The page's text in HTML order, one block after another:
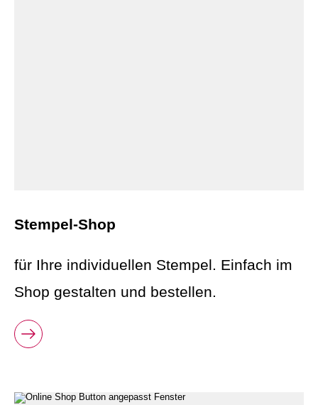
Stempel-Shop
für Ihre individuellen Stempel. Einfach im
Shop gestalten und bestellen.